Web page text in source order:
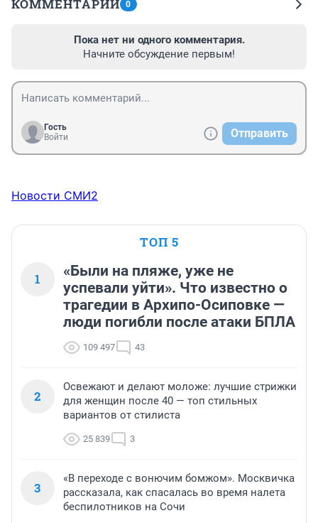
КОММЕНТАРИИ 0
Пока нет ни одного комментария.
Начните обсуждение первым!
Гость
Войти
Отправить
Новости СМИ2
ТОП 5
1
«Были на пляже, уже не
успевали уйти». Что известно о
трагедии в Архипо-Осиповке —
люди погибли после атаки БПЛА
109 497 43
2
Освежают и делают моложе: лучшие стрижки
для женщин после 40 — топ стильных
вариантов от стилиста
25 839 3
3
«В переходе с вонючим бомжом». Москвичка
рассказала, как спасалась во время налета
беспилотников на Сочи